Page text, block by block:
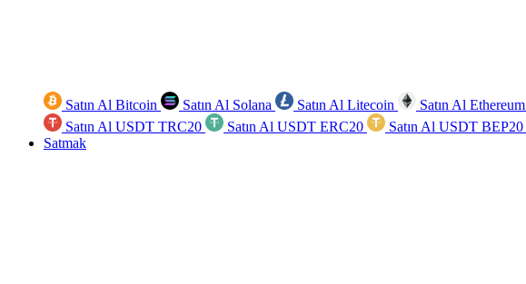
Satın Al Bitcoin Satın Al Solana Satın Al Litecoin Satın Al Ethereum
Satın Al USDT TRC20
Satın Al USDT ERC20 Satın Al USDT BEP20
Satmak